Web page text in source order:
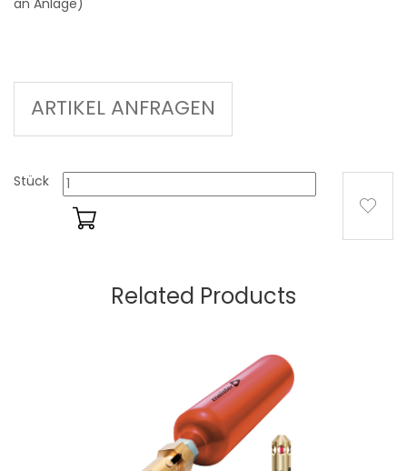
an Anlage)
ARTIKEL ANFRAGEN
Stück
Related Products